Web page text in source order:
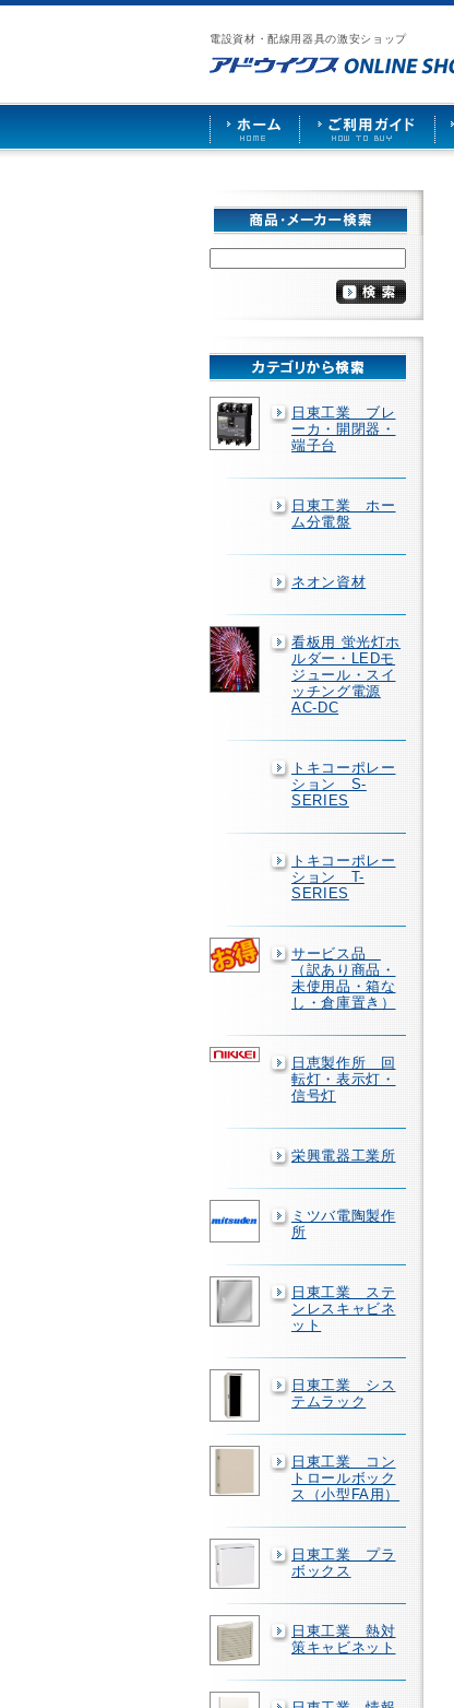
電設資材・配線用器具の激安ショップ
漏
カ
照
ア
ス
ご
ド
お
せ
仕
日東工業 ブレ
ーカ・開閉器・
端子台
日東工業 ホー
ム分電盤
ネオン資材
看板用 蛍光灯ホ
ルダー・LEDモ
ジュール・スイ
ッチング電源
AC-DC
トキコーポレー
ション S-
SERIES
トキコーポレー
ション T-
SERIES
サービス品
（訳あり商品・
未使用品・箱な
し・倉庫置き）
日恵製作所 回
転灯・表示灯・
信号灯
栄興電器工業所
ミツバ電陶製作
所
日東工業 ステ
ンレスキャビネ
ット
日東工業 シス
テムラック
日東工業 コン
トロールボック
ス（小型FA用）
日東工業 プラ
ボックス
日東工業 熱対
策キャビネット